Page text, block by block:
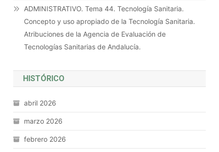
ADMINISTRATIVO. Tema 44. Tecnología Sanitaria.
Concepto y uso apropiado de la Tecnología Sanitaria.
Atribuciones de la Agencia de Evaluación de
Tecnologías Sanitarias de Andalucía.
HISTÓRICO
abril 2026
marzo 2026
febrero 2026